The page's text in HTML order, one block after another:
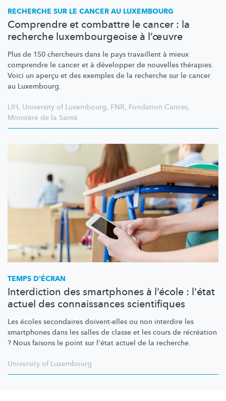
RECHERCHE SUR LE CANCER AU LUXEMBOURG
Comprendre et combattre le cancer : la
recherche luxembourgeoise à l’œuvre
Plus de 150 chercheurs dans le pays travaillent à mieux
comprendre le cancer et à développer de nouvelles thérapies.
Voici un aperçu et des exemples de la recherche sur le cancer
au Luxembourg.
LIH, University of Luxembourg, FNR, Fondation Cancer,
Ministère de la Santé
TEMPS D'ÉCRAN
Interdiction des smartphones à l’école : l'état
actuel des connaissances scientifiques
Les écoles secondaires doivent-elles ou non interdire les
smartphones dans les salles de classe et les cours de récréation
? Nous faisons le point sur l'état actuel de la recherche.
University of Luxembourg